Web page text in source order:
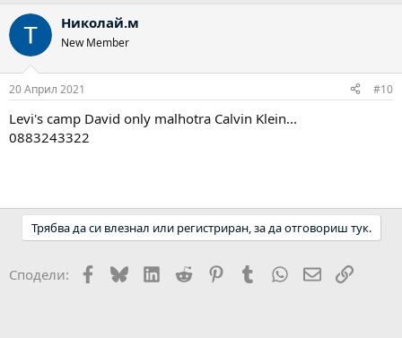
Николай.м
New Member
20 Април 2021 #10
Levi's camp David only malhotra Calvin Klein...
0883243322
Трябва да си влезнал или регистриран, за да отговориш тук.
Сподели: Facebook
BlueskyLinkedIn
Reddit PinterestTumblr WhatsApp
EmailLink